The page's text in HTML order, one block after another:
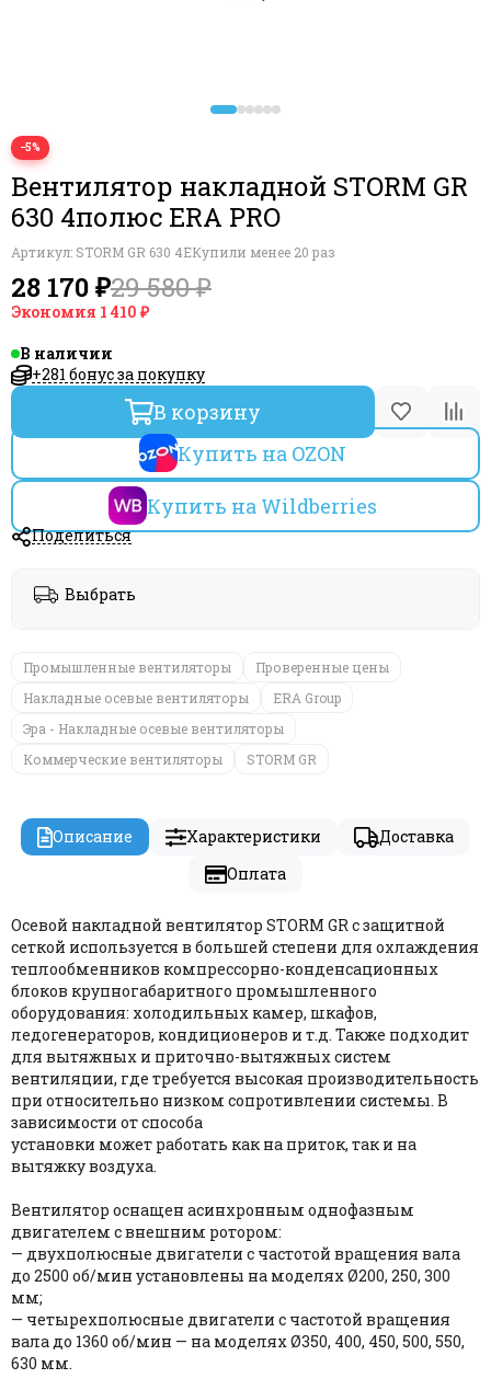
−5%
Вентилятор накладной STORM GR
630 4полюс ERA PRO
Артикул: STORM GR 630 4EКупили менее 20 раз
28 170 ₽29 580 ₽
Экономия 1 410 ₽
В наличии
+281 бонус за покупку
В корзину
Купить на OZON
Купить на Wildberries
Поделиться
Выбрать
Промышленные вентиляторы
Проверенные цены
Накладные осевые вентиляторы
ERA Group
Эра - Накладные осевые вентиляторы
Коммерческие вентиляторы
STORM GR
Описание Характеристики
Доставка
Оплата
Осевой накладной вентилятор STORM GR с защитной
сеткой используется в большей степени для охлаждения
теплообменников компрессорно-конденсационных
блоков крупногабаритного промышленного
оборудования: холодильных камер, шкафов,
ледогенераторов, кондиционеров и т.д. Также подходит
для вытяжных и приточно-вытяжных систем
вентиляции, где требуется высокая производительность
при относительно низком сопротивлении системы. В
зависимости от способа
установки может работать как на приток, так и на
вытяжку воздуха.
Вентилятор оснащен асинхронным однофазным
двигателем с внешним ротором:
— двухполюсные двигатели с частотой вращения вала
до 2500 об/мин установлены на моделях Ø200, 250, 300
мм;
— четырехполюcные двигатели с частотой вращения
вала до 1360 об/мин — на моделях Ø350, 400, 450, 500, 550,
630 мм.